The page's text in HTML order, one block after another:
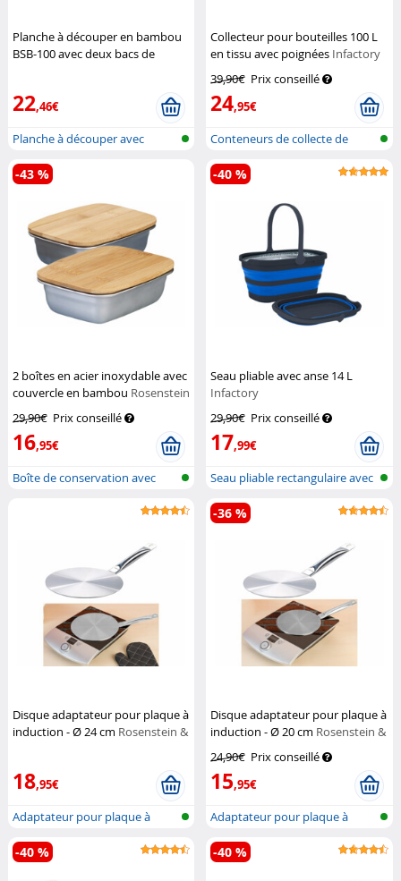
Planche à découper en bambou
BSB-100 avec deux bacs de
22,46€
Planche à découper avec
récipient d...
Collecteur pour bouteilles 100 L
en tissu avec poignées Infactory
39,90€ Prix conseillé
24,95€
Conteneurs de collecte de
bouteille...
2 boîtes en acier inoxydable avec
couvercle en bambou Rosenstein
29,90€ Prix conseillé
16,95€
-43 %
Boîte de conservation avec
Seau pliable avec anse 14 L
Infactory
29,90€ Prix conseillé
17,99€
-40 %
Seau pliable rectangulaire avec
ans...
Disque adaptateur pour plaque à
induction - Ø 24 cm Rosenstein &
18,95€
Adaptateur pour plaque à
induction
Disque adaptateur pour plaque à
induction - Ø 20 cm Rosenstein &
24,90€ Prix conseillé
15,95€
-36 %
Adaptateur pour plaque à
induction
-40 % -40 %